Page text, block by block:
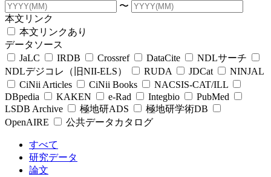
〜
本文リンク
本文リンクあり
データソース
JaLC
IRDB Crossref DataCite
NDLサーチ
NDLデジコレ（旧NII-ELS）
RUDA JDCat
NINJAL
CiNii Articles
CiNii Books
NACSIS-CAT/ILL
DBpedia
KAKEN e-Rad Integbio
PubMed
LSDB Archive
極地研ADS
極地研学術DB
OpenAIRE
公共データカタログ
すべて
研究データ
論文